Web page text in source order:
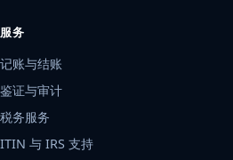
服务
记账与结账
鉴证与审计
税务服务
ITIN 与 IRS 支持